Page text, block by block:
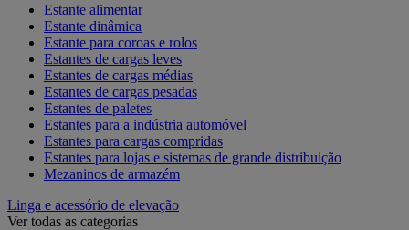
Estante alimentar
Estante dinâmica
Estante para coroas e rolos
Estantes de cargas leves
Estantes de cargas médias
Estantes de cargas pesadas
Estantes de paletes
Estantes para a indústria automóvel
Estantes para cargas compridas
Estantes para lojas e sistemas de grande distribuição
Mezaninos de armazém
Linga e acessório de elevação
Ver todas as categorias